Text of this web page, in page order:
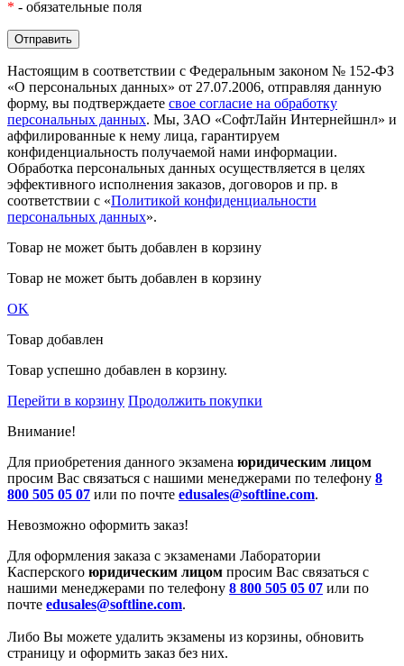
* - обязательные поля
Настоящим в соответствии с Федеральным законом № 152-ФЗ
«О персональных данных» от 27.07.2006, отправляя данную
форму, вы подтверждаете свое согласие на обработку
персональных данных. Мы, ЗАО «СофтЛайн Интернейшнл» и
аффилированные к нему лица, гарантируем
конфиденциальность получаемой нами информации.
Обработка персональных данных осуществляется в целях
эффективного исполнения заказов, договоров и пр. в
соответствии с «Политикой конфиденциальности
персональных данных».
Товар не может быть добавлен в корзину
Товар не может быть добавлен в корзину
OK
Товар добавлен
Товар успешно добавлен в корзину.
Перейти в корзину Продолжить покупки
Внимание!
Для приобретения данного экзамена юридическим лицом
просим Вас связаться с нашими менеджерами по телефону 8
800 505 05 07 или по почте edusales@softline.com.
Невозможно оформить заказ!
Для оформления заказа с экзаменами Лаборатории
Касперского юридическим лицом просим Вас связаться с
нашими менеджерами по телефону 8 800 505 05 07 или по
почте edusales@softline.com.
Либо Вы можете удалить экзамены из корзины, обновить
страницу и оформить заказ без них.